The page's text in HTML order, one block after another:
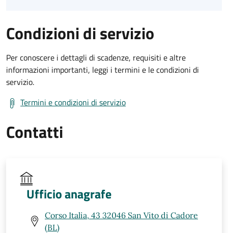
Condizioni di servizio
Per conoscere i dettagli di scadenze, requisiti e altre
informazioni importanti, leggi i termini e le condizioni di
servizio.
Termini e condizioni di servizio
Contatti
Ufficio anagrafe
Corso Italia, 43 32046 San Vito di Cadore
(BL)